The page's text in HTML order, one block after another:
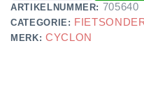
ARTIKELNUMMER: 705640
CATEGORIE:
MERK: CYCLON